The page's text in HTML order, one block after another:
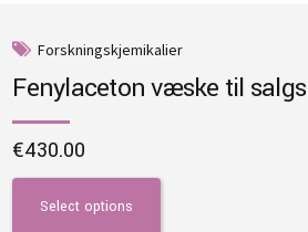
Forskningskjemikalier
Fenylaceton væske til salgs
€430.00
Select options
This
product